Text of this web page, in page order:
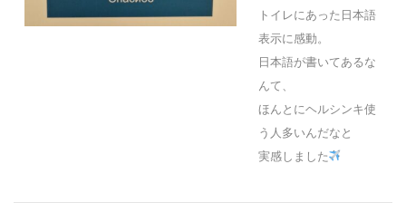
トイレにあった日本語
表示に感動。
日本語が書いてあるな
んて、
ほんとにヘルシンキ使
う人多いんだなと
実感しました